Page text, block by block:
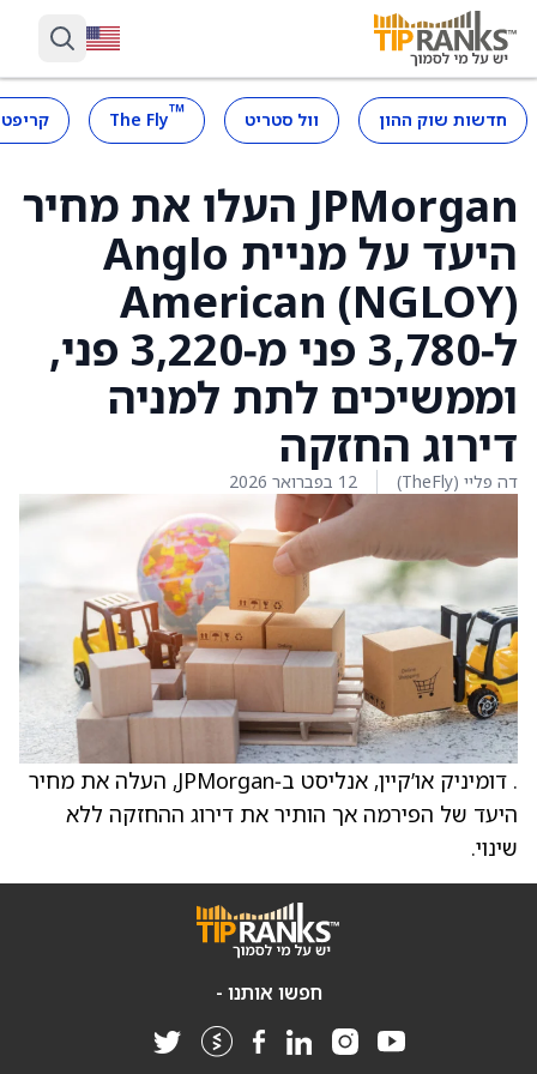
חדשות שוק ההון וול סטריט ™
The Fly
JPMorgan העלו את מחיר
היעד על מניית Anglo
American (NGLOY)
ל‑3,780 פני מ‑3,220 פני,
וממשיכים לתת למניה
דירוג החזקה
דה פליי (TheFly) 12 בפברואר 2026
. דומיניק או’קיין, אנליסט ב‑JPMorgan, העלה את מחיר
היעד של הפירמה אך הותיר את דירוג ההחזקה ללא
שינוי.
חפשו אותנו -